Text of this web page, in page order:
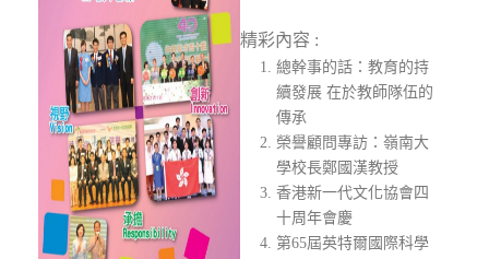
精彩內容 :
總幹事的話：教育的持
續發展 在於教師隊伍的
傳承
榮譽顧問專訪：嶺南大
學校長鄭國漢教授
香港新一代文化協會四
十周年會慶
第65屆英特爾國際科學